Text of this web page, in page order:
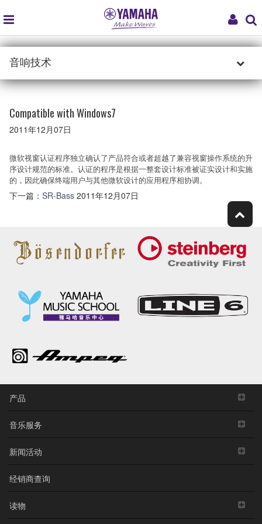
My
global
navigation
音响技术
Compatible with Windows7
2011年12月07日
微软视窗认证程序独立确认了产品符合或者超越了兼容视窗操作系统的升
序设计规范的标准。认证的程序是根据一整套设计标准被证实设计和实施
的，因此确保终端用户与其他微软设计的应用程序相协调。
下一篇： SR-Bass 2011年12月07日
产品
音乐服务
新闻活动
经销商查询
读物